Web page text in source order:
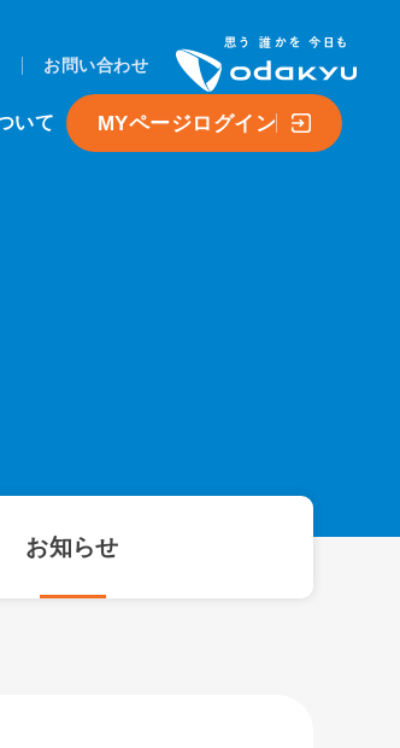
いて MYページログイン
お問い合わせ
お知らせ